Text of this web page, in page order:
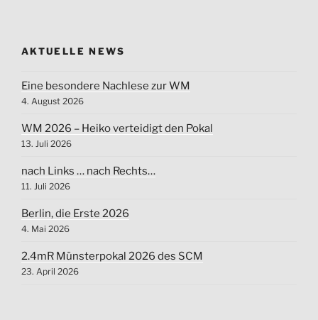
AKTUELLE NEWS
Eine besondere Nachlese zur WM
4. August 2026
WM 2026 – Heiko verteidigt den Pokal
13. Juli 2026
nach Links … nach Rechts…
11. Juli 2026
Berlin, die Erste 2026
4. Mai 2026
2.4mR Münsterpokal 2026 des SCM
23. April 2026